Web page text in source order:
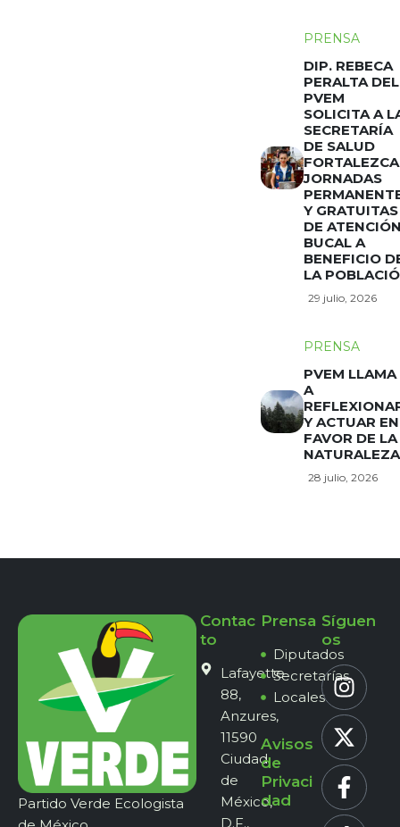
PRENSA
DIP. REBECA
PERALTA DEL
PVEM
SOLICITA A
SECRETARÍA
DE SALUD
FORTALEZCA
JORNADAS
Y GRATUITAS
DE
BUCAL A
BENEFICIO
LA
29 julio, 2026
PRENSA
PVEM LLAMA
A
Y ACTUAR EN
FAVOR DE LA
NATURALEZA
28 julio, 2026
Partido Verde Ecologista
Contac
to
Lafayette
88,
Anzures,
11590
Ciudad
de
México,
D.F.,
Prensa
Diputados
Secretarías
Locales
Avisos
de
Privaci
dad
Síguen
os